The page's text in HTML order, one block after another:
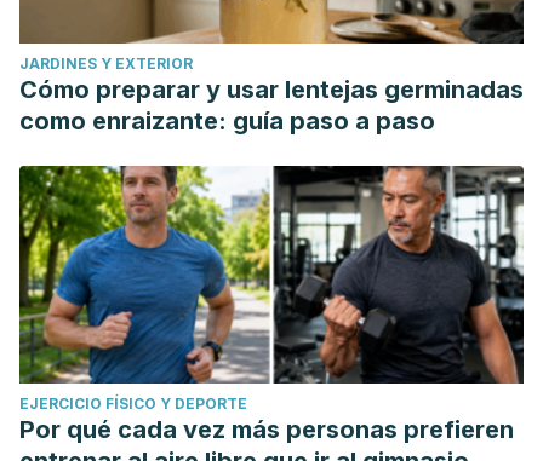
JARDINES Y EXTERIOR
Cómo preparar y usar lentejas germinadas
como enraizante: guía paso a paso
EJERCICIO FÍSICO Y DEPORTE
Por qué cada vez más personas prefieren